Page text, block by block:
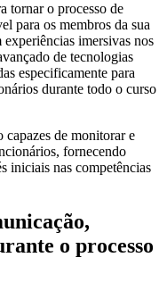
tornar o processo de
para os membros da sua
imersivas nos
de tecnologias
especificamente para
durante todo o curso
capazes de monitorar e
fornecendo
iniciais nas competências
o processo